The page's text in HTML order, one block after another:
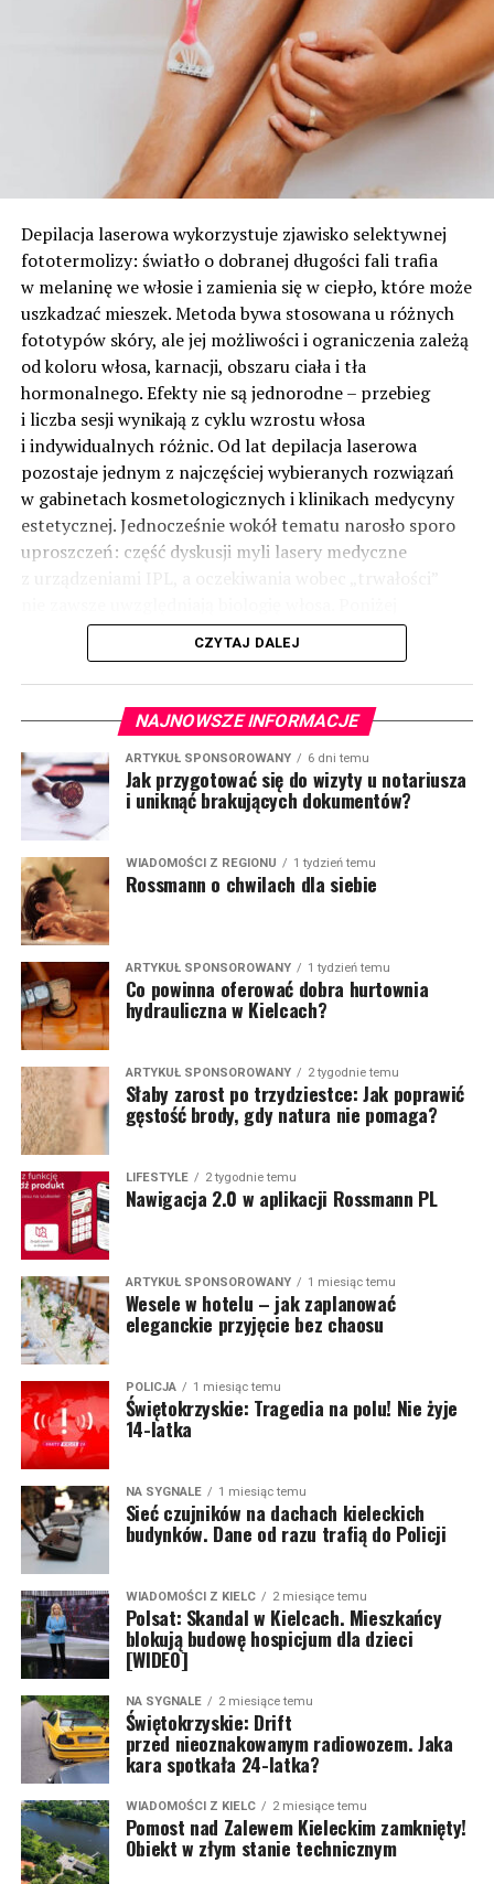
Depilacja laserowa wykorzystuje zjawisko selektywnej
fototermolizy: światło o dobranej długości fali trafia
w melaninę we włosie i zamienia się w ciepło, które może
uszkadzać mieszek. Metoda bywa stosowana u różnych
fototypów skóry, ale jej możliwości i ograniczenia zależą
od koloru włosa, karnacji, obszaru ciała i tła
hormonalnego. Efekty nie są jednorodne – przebieg
i liczba sesji wynikają z cyklu wzrostu włosa
i indywidualnych różnic. Od lat depilacja laserowa
pozostaje jednym z najczęściej wybieranych rozwiązań
w gabinetach kosmetologicznych i klinikach medycyny
estetycznej. Jednocześnie wokół tematu narosło sporo
uproszczeń: część dyskusji myli lasery medyczne
uporządkowano najważniejsze informacje: jak działa
technologia, kiedy ma uzasadnienie i o czym pamiętać
w praktyce.(więcej…)
CZYTAJ DALEJ
NAJNOWSZE INFORMACJE
ARTYKUŁ SPONSOROWANY 6 dni temu
Jak przygotować się do wizyty u notariusza
i uniknąć brakujących dokumentów?
WIADOMOŚCI Z REGIONU 1 tydzień temu
Rossmann o chwilach dla siebie
ARTYKUŁ SPONSOROWANY 1 tydzień temu
Co powinna oferować dobra hurtownia
hydrauliczna w Kielcach?
ARTYKUŁ SPONSOROWANY 2 tygodnie temu
Słaby zarost po trzydziestce: Jak poprawić
gęstość brody, gdy natura nie pomaga?
LIFESTYLE 2 tygodnie temu
Nawigacja 2.0 w aplikacji Rossmann PL
ARTYKUŁ SPONSOROWANY 1 miesiąc temu
Wesele w hotelu – jak zaplanować
eleganckie przyjęcie bez chaosu
POLICJA 1 miesiąc temu
Świętokrzyskie: Tragedia na polu! Nie żyje
14-latka
NA SYGNALE 1 miesiąc temu
Sieć czujników na dachach kieleckich
budynków. Dane od razu trafią do Policji
WIADOMOŚCI Z KIELC 2 miesiące temu
Polsat: Skandal w Kielcach. Mieszkańcy
blokują budowę hospicjum dla dzieci
[WIDEO]
NA SYGNALE 2 miesiące temu
Świętokrzyskie: Drift
przed nieoznakowanym radiowozem. Jaka
kara spotkała 24-latka?
WIADOMOŚCI Z KIELC 2 miesiące temu
Pomost nad Zalewem Kieleckim zamknięty!
Obiekt w złym stanie technicznym